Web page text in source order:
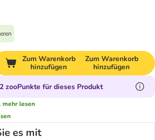
Zum Warenkorb
hinzufügen
Zum Warenkorb
hinzufügen
zooPunkte für dieses Produkt
mehr lesen
es mit